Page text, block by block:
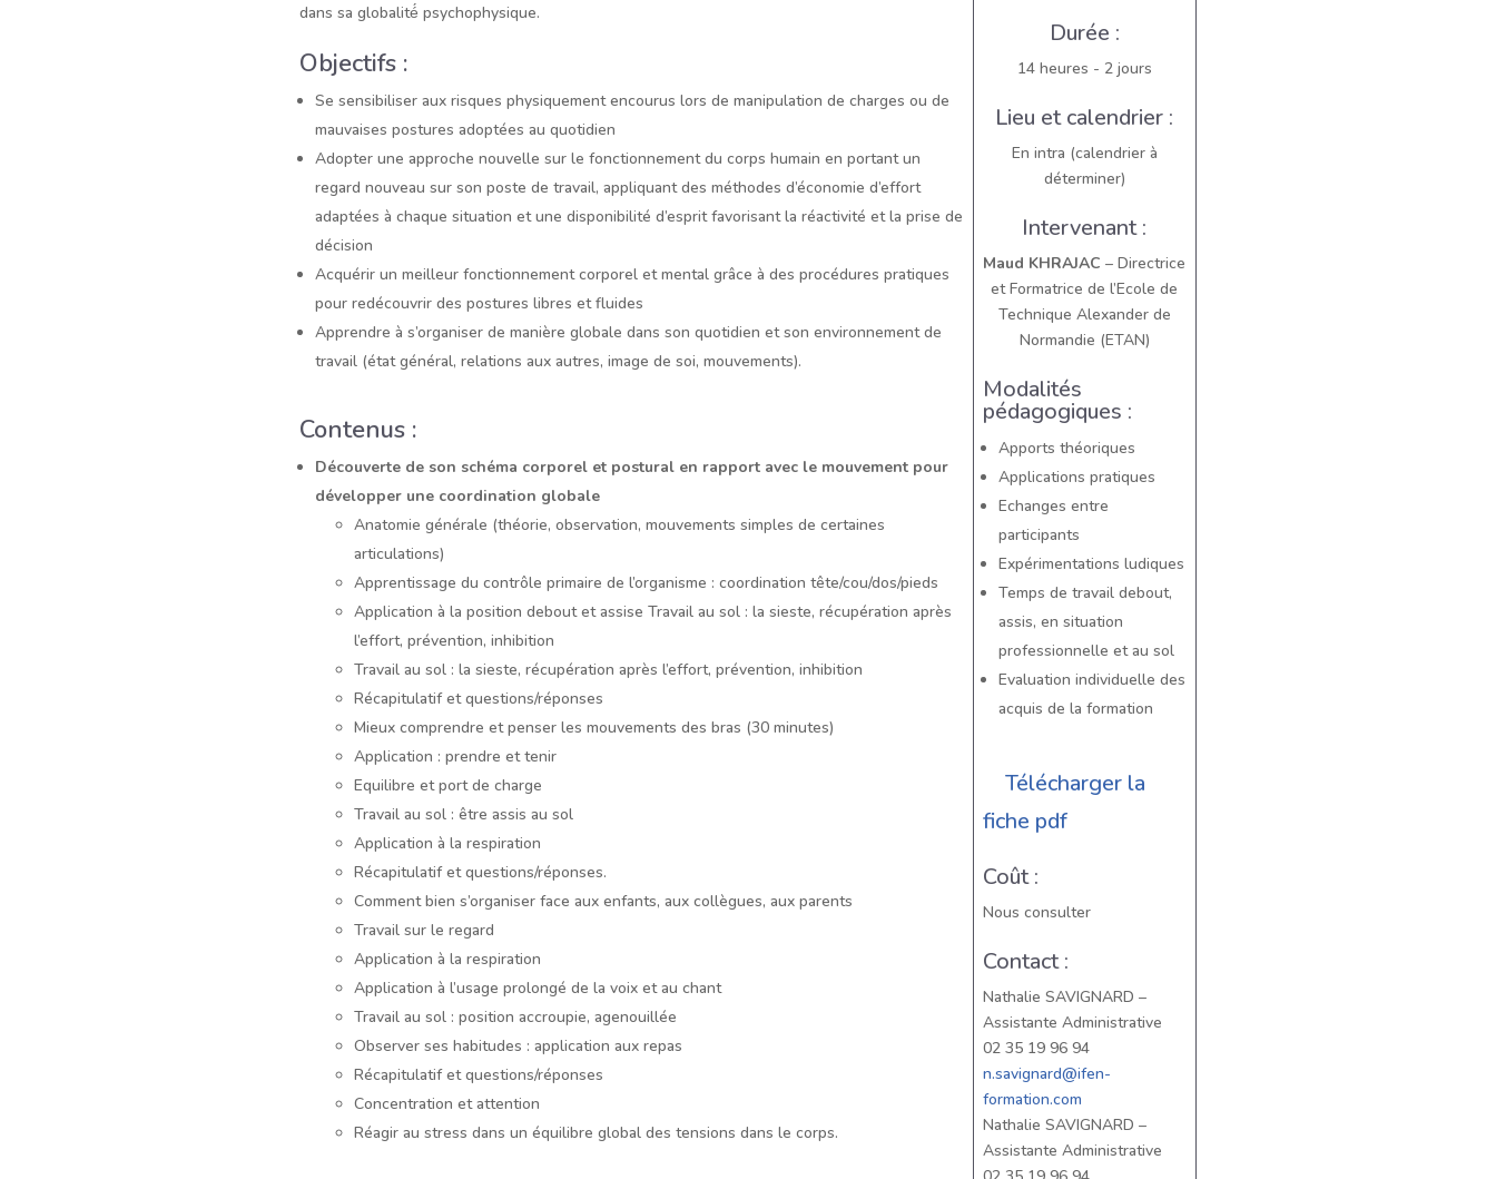
dans sa globalité́ psychophysique.
Objectifs :
Se sensibiliser aux risques physiquement encourus lors de manipulation de charges ou de
mauvaises postures adoptées au quotidien
Adopter une approche nouvelle sur le fonctionnement du corps humain en portant un
regard nouveau sur son poste de travail, appliquant des méthodes d’économie d’effort
adaptées à chaque situation et une disponibilité d’esprit favorisant la réactivité et la prise de
décision
Acquérir un meilleur fonctionnement corporel et mental grâce à des procédures pratiques
pour redécouvrir des postures libres et fluides
Apprendre à s’organiser de manière globale dans son quotidien et son environnement de
travail (état général, relations aux autres, image de soi, mouvements).
Contenus :
Découverte de son schéma corporel et postural en rapport avec le mouvement pour
développer une coordination globale
Anatomie générale (théorie, observation, mouvements simples de certaines
articulations)
Apprentissage du contrôle primaire de l’organisme : coordination tête/cou/dos/pieds
Application à la position debout et assise Travail au sol : la sieste, récupération après
l’effort, prévention, inhibition
Travail au sol : la sieste, récupération après l’effort, prévention, inhibition
Récapitulatif et questions/réponses
Mieux comprendre et penser les mouvements des bras (30 minutes)
Application : prendre et tenir
Equilibre et port de charge
Travail au sol : être assis au sol
Application à la respiration
Récapitulatif et questions/réponses.
Comment bien s’organiser face aux enfants, aux collègues, aux parents
Travail sur le regard
Application à la respiration
Application à l’usage prolongé de la voix et au chant
Travail au sol : position accroupie, agenouillée
Observer ses habitudes : application aux repas
Récapitulatif et questions/réponses
Concentration et attention
Réagir au stress dans un équilibre global des tensions dans le corps.
Durée :
14 heures - 2 jours
Lieu et calendrier :
En intra (calendrier à
déterminer)
Intervenant :
Maud KHRAJAC – Directrice
et Formatrice de l’Ecole de
Technique Alexander de
Normandie (ETAN)
Modalités
pédagogiques :
Apports théoriques
Applications pratiques
Echanges entre
participants
Expérimentations ludiques
Temps de travail debout,
assis, en situation
professionnelle et au sol
Evaluation individuelle des
acquis de la formation
Télécharger la
fiche pdf
Coût :
Nous consulter
Contact :
Nathalie SAVIGNARD –
Assistante Administrative
02 35 19 96 94
n.savignard@ifen-
formation.com
Nathalie SAVIGNARD –
Assistante Administrative